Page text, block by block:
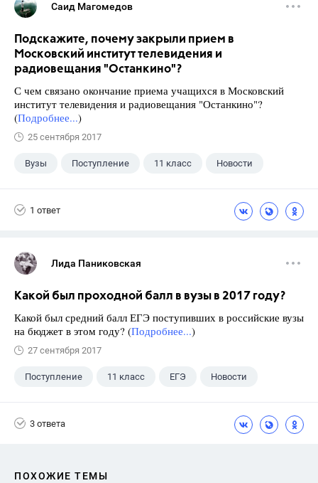
Саид Магомедов
Подскажите, почему закрыли прием в
Московский институт телевидения и
радиовещания "Останкино"?
С чем связано окончание приема учащихся в Московский
институт телевидения и радиовещания "Останкино"?
(Подробнее...)
25 сентября 2017
Вузы Поступление 11 класс Новости
1 ответ
Лида Паниковская
Какой был проходной балл в вузы в 2017 году?
Какой был средний балл ЕГЭ поступивших в российские вузы
на бюджет в этом году? (Подробнее...)
27 сентября 2017
Поступление 11 класс ЕГЭ Новости
3 ответа
ПОХОЖИЕ ТЕМЫ